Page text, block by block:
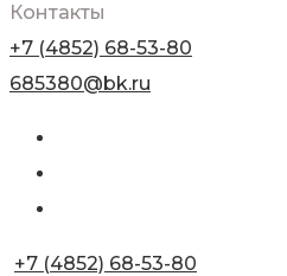
Контакты
+7 (4852) 68-53-80
685380@bk.ru
+7 (4852) 68-53-80